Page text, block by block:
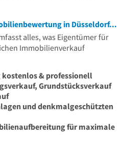
Immobilienverkauf & Immobilienbewertung in Düsseldorf, Meerbusch und Umgebung
alles, was Eigentümer für
Immobilienverkauf
& professionell
Grundstücksverkauf
und denkmalgeschützten
für maximale